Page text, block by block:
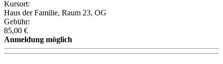
Kursort:
Haus der Familie, Raum 23, OG
Gebühr:
85,00 €
Anmeldung möglich